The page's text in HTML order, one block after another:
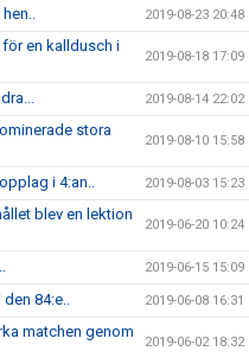
2019-08-23 20:48
en kalldusch i
2019-08-18 17:09
2019-08-14 22:02
stora
2019-08-10 15:58
i 4:an.. 2019-08-03 15:23
blev en lektion
2019-06-20 10:24
2019-06-15 15:09
84:e.. 2019-06-08 16:31
matchen genom
2019-06-02 18:32